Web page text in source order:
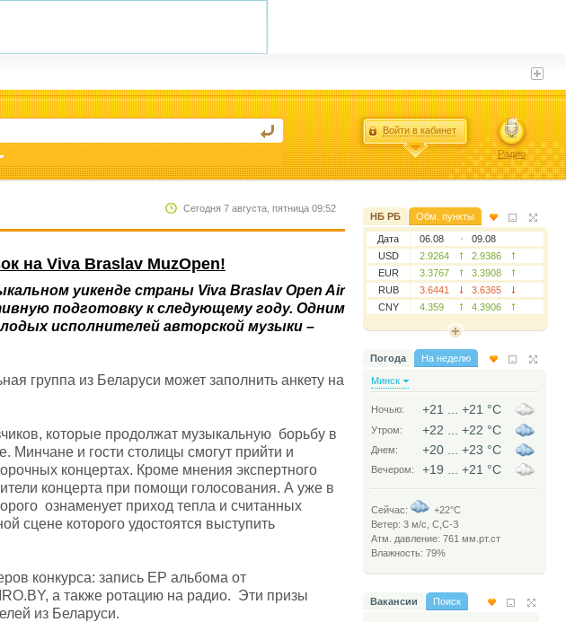
Сегодня 7 августа, пятница 09:52
на Viva Braslav MuzOpen!
уикенде страны Viva Braslav Open Air
подготовку к следующему году. Одним
исполнителей авторской музыки –
группа из Беларуси может заполнить анкету на
которые продолжат музыкальную борьбу в
Минчане и гости столицы смогут прийти и
концертах. Кроме мнения экспертного
концерта при помощи голосования. А уже в
ознаменует приход тепла и считанных
сцене которого удостоятся выступить
конкурса: запись EP альбома от
а также ротацию на радио. Эти призы
из Беларуси.
НБ РБ Обм. пункты
Дата 06.08
09.08
USD
2.9264
2.9386
EUR
3.3767
3.3908
RUB
3.6441
3.6365
CNY
4.359 4.3906
Погода На неделю
Минск
Ночью: +21 ... +21 °C
Утром: +22 ... +22 °C
Днем: +20 ... +23 °C
Вечером: +19 ... +21 °C
Сейчас:
+22°C
Ветер: 3 м/c, С,С-З
Атм. давление: 761 мм.рт.ст
Влажность: 79%
Вакансии Поиск
Войти в кабинет
Радио